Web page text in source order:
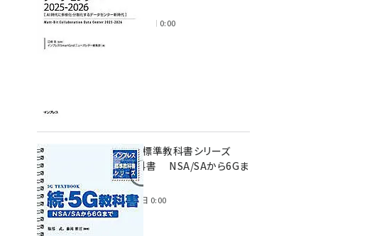
2025年11月28日 0:00
インプレス標準教科書シリーズ
続・5G教科書 NSA/SAから6Gま
2023年4月3日 0:00